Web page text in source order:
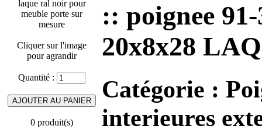
Cliquer sur l'image
pour agrandir
Quantité :
0 produit(s)
:: poignee
20x8x28
Catégorie :
interieures